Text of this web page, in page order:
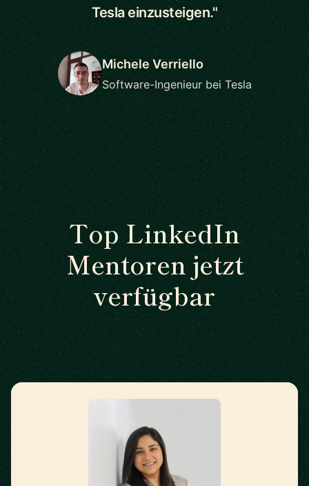
Tesla einzusteigen."
Michele Verriello
Software-Ingenieur bei Tesla
Top LinkedIn
Mentoren jetzt
verfügbar